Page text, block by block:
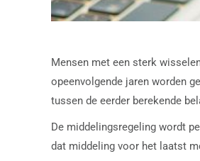
Mensen met een sterk
opeenvolgende jaren worden
tussen de eerder berekende
De middelingsregeling wordt
dat middeling voor het laatst